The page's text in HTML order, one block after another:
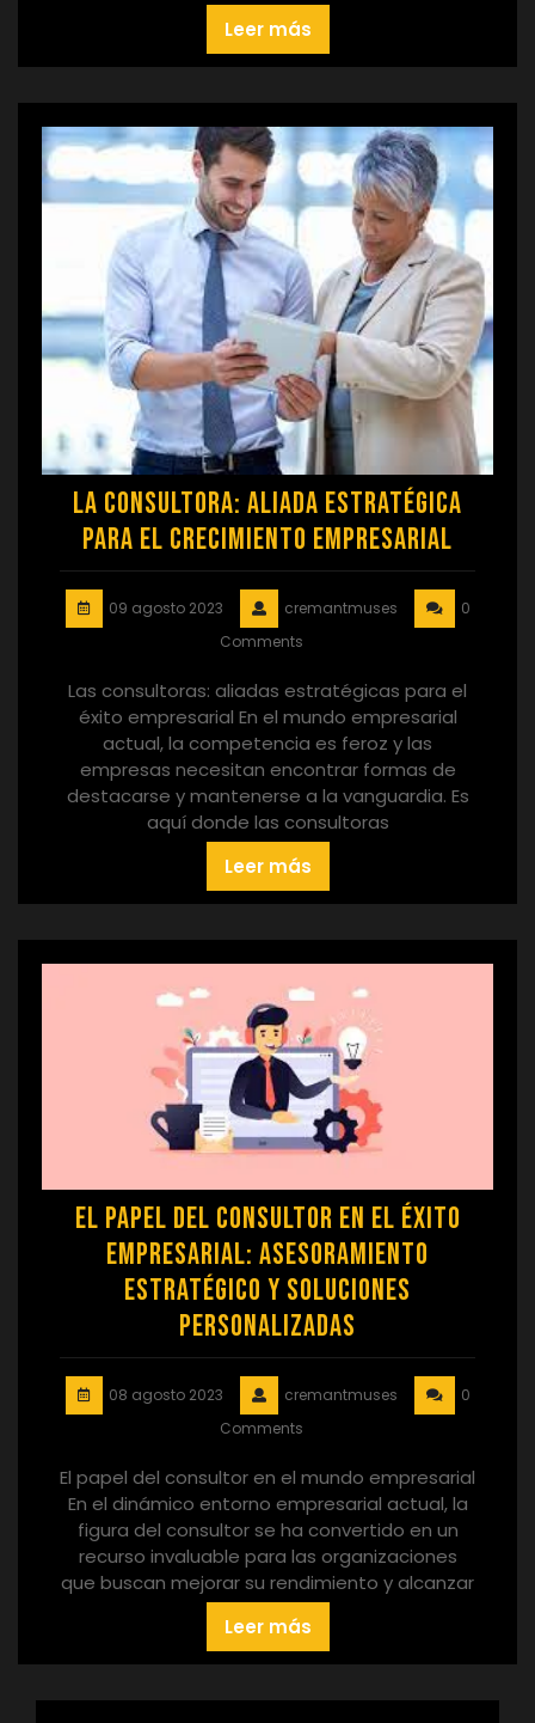
Leer más
La consultora: aliada estratégica
para el crecimiento empresarial
09 agosto 2023 cremantmuses
0
Comments
Las consultoras: aliadas estratégicas para el
éxito empresarial En el mundo empresarial
actual, la competencia es feroz y las
empresas necesitan encontrar formas de
destacarse y mantenerse a la vanguardia. Es
aquí donde las consultoras
Leer más
El papel del consultor en el éxito
empresarial: Asesoramiento
estratégico y soluciones
personalizadas
08 agosto 2023 cremantmuses
0
Comments
El papel del consultor en el mundo empresarial
En el dinámico entorno empresarial actual, la
figura del consultor se ha convertido en un
recurso invaluable para las organizaciones
que buscan mejorar su rendimiento y alcanzar
Leer más